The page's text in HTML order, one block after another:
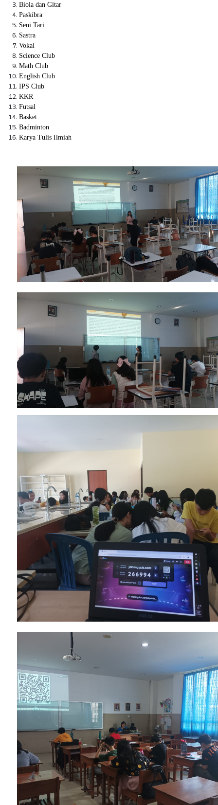
Biola dan Gitar
Paskibra
Seni Tari
Sastra
Vokal
Science Club
Math Club
English Club
IPS Club
KKR
Futsal
Basket
Badminton
Karya Tulis Ilmiah